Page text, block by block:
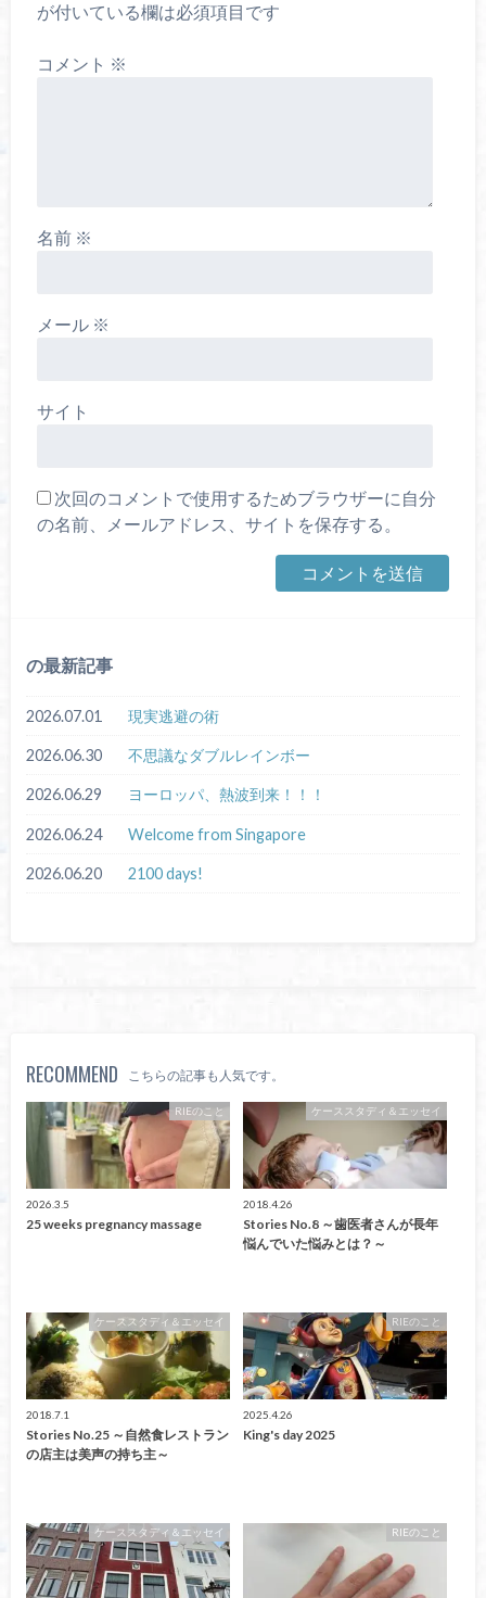
が付いている欄は必須項目です
コメント ※
名前 ※
メール ※
サイト
次回のコメントで使用するためブラウザーに自分
の名前、メールアドレス、サイトを保存する。
の最新記事
2026.07.01 現実逃避の術
2026.06.30 不思議なダブルレインボー
2026.06.29 ヨーロッパ、熱波到来！！！
2026.06.24 Welcome from Singapore
2026.06.20 2100 days!
RECOMMEND こちらの記事も人気です。
RIEのこと
2026.3.5
25 weeks pregnancy massage
ケーススタディ＆エッセイ
2018.4.26
Stories No.8 ～歯医者さんが長年
悩んでいた悩みとは？～
ケーススタディ＆エッセイ
2018.7.1
Stories No.25 ～自然食レストラン
の店主は美声の持ち主～
RIEのこと
2025.4.26
King's day 2025
ケーススタディ＆エッセイ RIEのこと